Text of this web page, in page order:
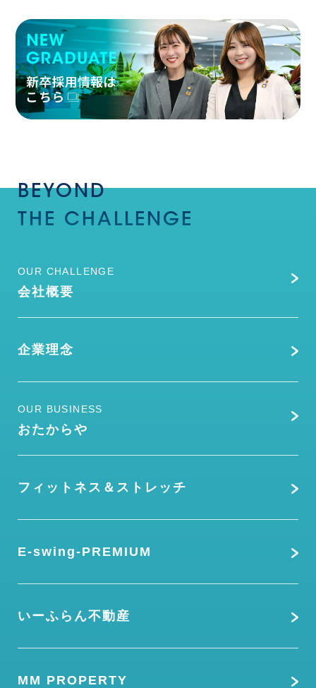
BEYOND
THE CHALLENGE
OUR CHALLENGE
会社概要
企業理念
OUR BUSINESS
おたからや
フィットネス＆ストレッチ
E-swing-PREMIUM
いーふらん不動産
MM PROPERTY